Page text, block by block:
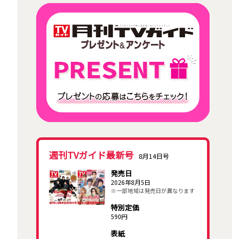
週刊TVガイド最新号 8月14日号
発売日
2026年8月5日
※一部地域は発売日が異なります
特別定価
590円
表紙